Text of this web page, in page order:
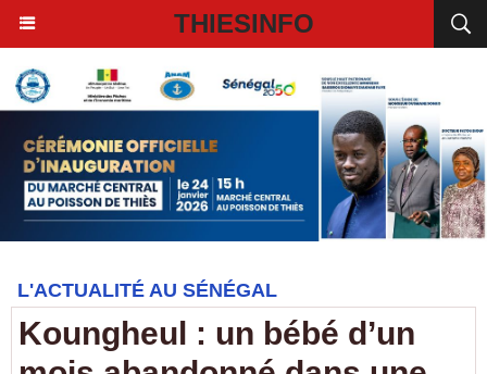
THIESINFO
L'ACTUALITÉ AU SÉNÉGAL
Koungheul : un bébé d’un